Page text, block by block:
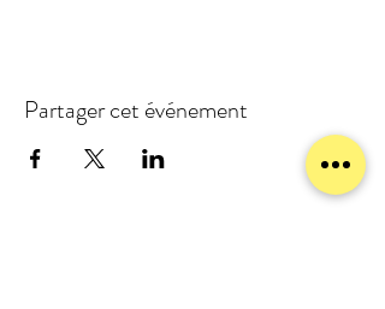
Partager cet événement